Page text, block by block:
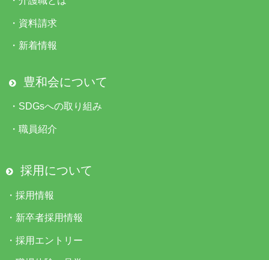
・ 資料請求
・ 新着情報
豊和会について
・ SDGsへの取り組み
・ 職員紹介
採用について
・ 採用情報
・ 新卒者採用情報
・ 採用エントリー